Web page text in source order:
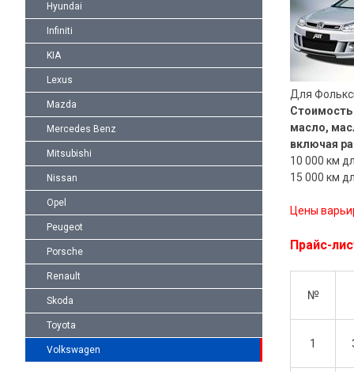
Hyundai
Infiniti
KIA
Lexus
Mazda
Mercedes Benz
Mitsubishi
Nissan
Opel
Peugeot
Porsche
Renault
Skoda
Toyota
Volkswagen
Для
масло,
включая
10 000 км
15 000 км
Цены
Прайс-
№
1